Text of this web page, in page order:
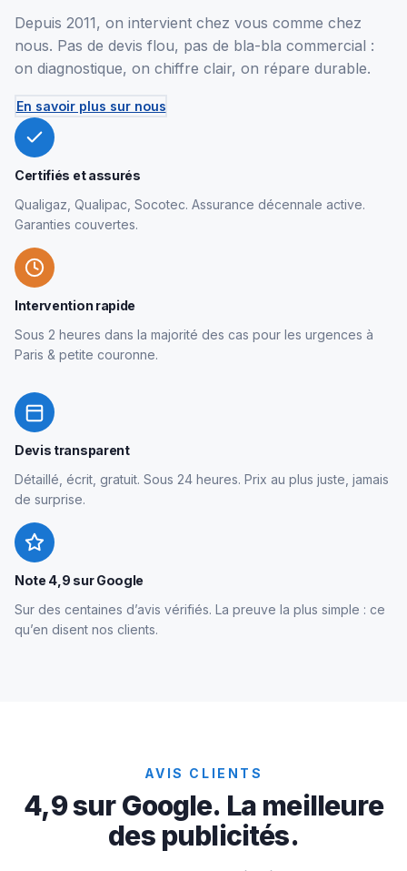
Depuis 2011, on intervient chez vous comme chez
nous. Pas de devis flou, pas de bla-bla commercial :
on diagnostique, on chiffre clair, on répare durable.
En savoir plus sur nous
Certifiés et assurés
Qualigaz, Qualipac, Socotec. Assurance décennale active.
Garanties couvertes.
Intervention rapide
Sous 2 heures dans la majorité des cas pour les urgences à
Paris & petite couronne.
Devis transparent
Détaillé, écrit, gratuit. Sous 24 heures. Prix au plus juste, jamais
de surprise.
Note 4,9 sur Google
Sur des centaines d’avis vérifiés. La preuve la plus simple : ce
qu’en disent nos clients.
AVIS CLIENTS
4,9 sur Google. La meilleure
des publicités.